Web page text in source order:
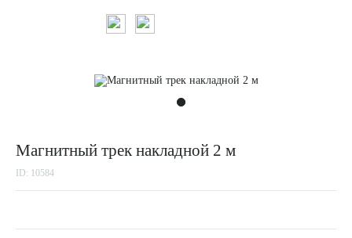
Магнитный трек накладной 2 м
ID: 10584